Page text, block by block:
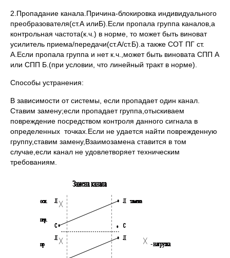
2.Пропадание канала.Причина-блокировка индивидуального
преобразователя(ст.А илиБ).Если пропала группа каналов,а
контрольная частота(к.ч.) в норме, то может быть виноват
усилитель приема/передачи(ст.А/ст.Б).а также СОТ ПГ ст.
А.Если пропала группа и нет к.ч.,может быть виновата СПП А
или СПП Б.(при условии, что линейный тракт в норме).
Способы устранения:
В зависимости от системы, если пропадает один канал.
Ставим замену;если пропадает группа,отыскиваем
повреждение посредством контроля данного сигнала в
определенных точках.Если не удается найти поврежденную
группу,ставим замену,Взаимозамена ставится в том
случае,если канал не удовлетворяет техническим
требованиям.